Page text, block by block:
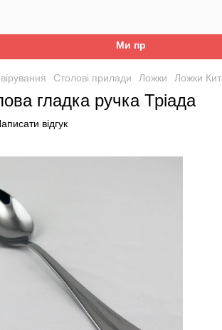
Ми працюємо. Все
Столові прилади Ложки Ложки
гладка ручка Тріада
відгук